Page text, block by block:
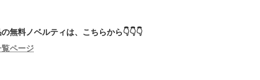
無料ノベルティは、こちらから👇👇👇
ページ